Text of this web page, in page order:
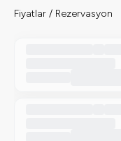
Fiyatlar / Rezervasyon